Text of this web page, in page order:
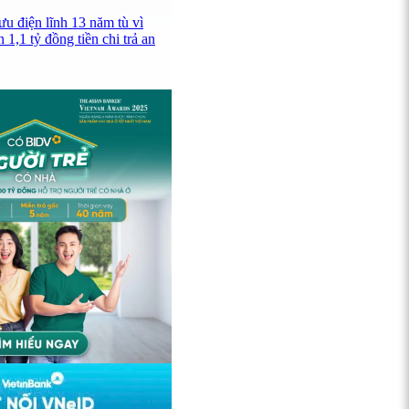
điện lĩnh 13 năm tù vì
1,1 tỷ đồng tiền chi trả an